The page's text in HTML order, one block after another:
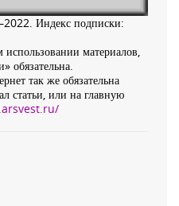
Индекс подписки:
материалов,
обязательна.
так же обязательна
статьи, или на главную